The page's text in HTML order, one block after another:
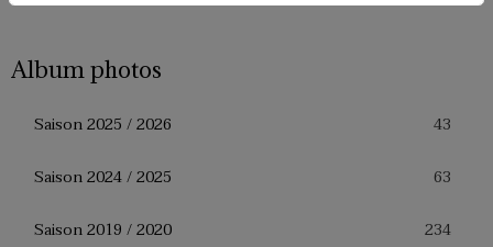
Album photos
Saison 2025 / 2026 43
Saison 2024 / 2025 63
Saison 2019 / 2020 234